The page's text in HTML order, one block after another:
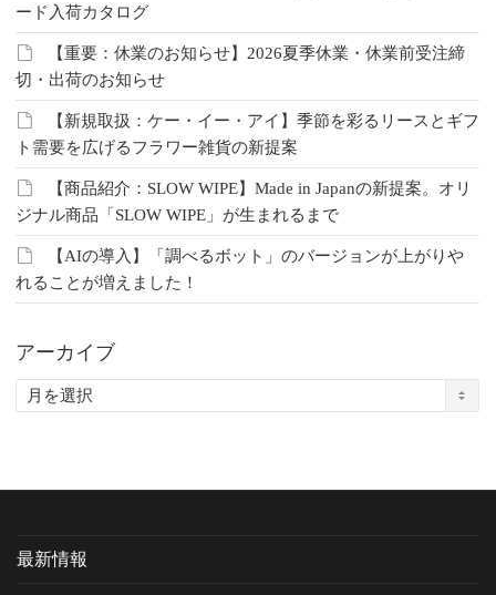
ード入荷カタログ
【重要：休業のお知らせ】2026夏季休業・休業前受注締
切・出荷のお知らせ
【新規取扱：ケー・イー・アイ】季節を彩るリースとギフ
ト需要を広げるフラワー雑貨の新提案
【商品紹介：SLOW WIPE】Made in Japanの新提案。オリ
ジナル商品「SLOW WIPE」が生まれるまで
【AIの導入】「調べるボット」のバージョンが上がりや
れることが増えました！
アーカイブ
ア
最新情報